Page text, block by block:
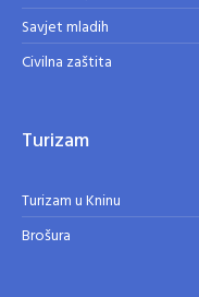
Savjet mladih
Civilna zaštita
Turizam
Turizam u Kninu
Brošura